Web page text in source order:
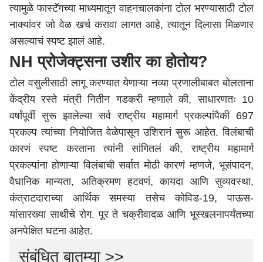
त्यामुळे फास्टॅगच्या माध्यमातून वाहनचालकांना टोल भरण्यासाठी टोल
नाक्यांवर जो वेळ खर्च करावा लागत आहे, त्यातून दिलासा मिळणार
असल्याचं स्पष्ट झालं आहे.
NH प्रोजेक्ट्सना उशीर का होतोय?
टोल वसुलीसाठी लागू करण्यात येणाऱ्या नव्या प्रणालीबाबत बोलताना
केंद्रीय रस्ते मंत्री नितीन गडकरी म्हणाले की, साधारणतः 10
वर्षांपूर्वी सुरू झालेल्या सर्व राष्ट्रीय महामार्ग प्रकल्पांपैकी 697
प्रकल्प त्यांच्या नियोजित वेळेपासून उशिरानं सुरू आहेत. विलंबाची
कारणं स्पष्ट करताना त्यांनी सांगितलं की, राष्ट्रीय महामार्ग
प्रकल्पांना होणाऱ्या विलंबाची सर्वात मोठी कारणं म्हणजे, भूसंपादन,
वैधानिक मान्यता, अतिक्रमण हटवणं, कायदा आणि सुव्यवस्था,
कंत्राटदाराच्या आर्थिक समस्या तसेच कोविड-19, पाऊस-
यांसारख्या साथीचे रोग. पूर ते चक्रीवादळ आणि भूस्खलनापर्यंतच्या
अनपेक्षित घटना आहेत.
संबंधित बातम्या >>